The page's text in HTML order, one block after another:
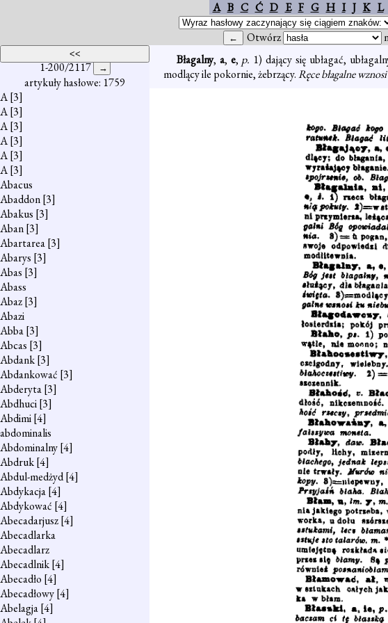
A B C Ć D E F G H I J K L
Otwórz
1-200/2117
artykuły hasłowe: 1759
A[3]
A[3]
A[3]
A[3]
A[3]
A[3]
Abacus
Abaddon[3]
Abakus [3]
Aban[3]
Abartarea[3]
Abarys [3]
Abas [3]
Abass
Abaz[3]
Abazi
Abba[3]
Abcas [3]
Abdank[3]
Abdankować [3]
Abderyta[3]
Abdhuci[3]
Abdimi[4]
abdominalis
Abdominalny[4]
Abdruk[4]
Abdul-medżyd[4]
Abdykacja[4]
Abdykować [4]
Abecadarjusz[4]
Abecadlarka
Abecadlarz
Abecadlnik[4]
Abecadło [4]
Abecadłowy[4]
Abelagja[4]
Błagalny, a, e, p. 1) dający się ubłagać,
modlący ile pokornie, żebrzący.Ręce błagalne